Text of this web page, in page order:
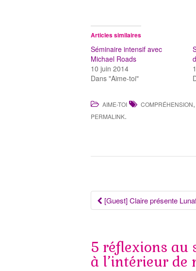
Articles similaires
Séminaire intensif avec
Michael Roads
10 juin 2014
Dans "Aime-toi"
AIME-TOI COMPRÉHENSION,
PERMALINK.
articles
[Guest] Claire présente
5 réflexions au
à l’intérieur de